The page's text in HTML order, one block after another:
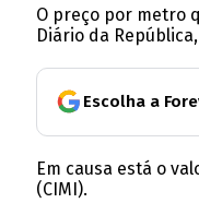
O preço por metro
Diário da
Escolha a
Em causa está o
(CIMI).